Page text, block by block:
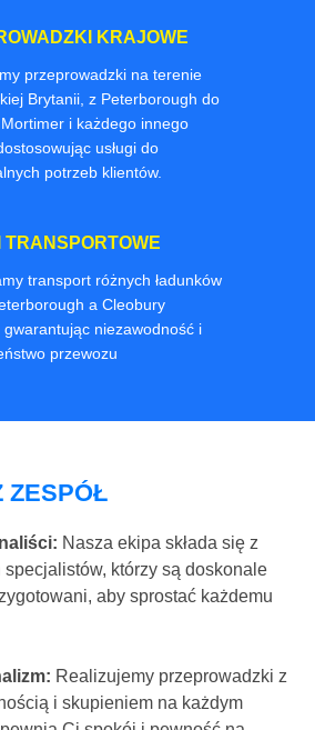
KRAJOWE
przeprowadzki na terenie
Brytanii, z Peterborough do
i każdego innego
usługi do
potrzeb klientów.
TRANSPORTOWE
transport różnych ładunków
a Cleobury
gwarantując niezawodność i
przewozu
ZESPÓŁ
Nasza ekipa składa się z
którzy są doskonale
aby sprostać każdemu
Realizujemy przeprowadzki z
i skupieniem na każdym